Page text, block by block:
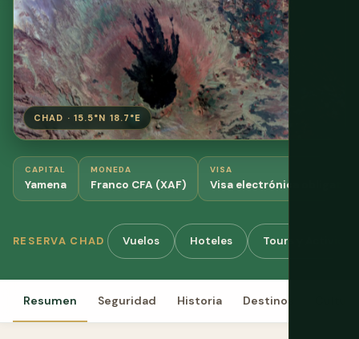
CHAD · 15.5°N 18.7°E
CAPITAL
Yamena
MONEDA
Franco CFA (XAF)
VISA
Visa electrónica
RESERVA CHAD Vuelos Hoteles Tours y
Resumen Seguridad Historia Destinos